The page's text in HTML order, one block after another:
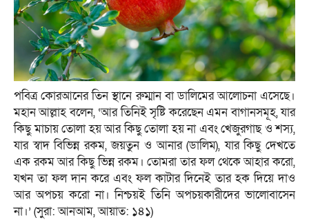
পবিত্র কোরআনের তিন স্থানে রুম্মান বা ডালিমের আলোচনা এসেছে।
মহান আল্লাহ বলেন, ‘আর তিনিই সৃষ্টি করেছেন এমন বাগানসমূহ, যার
কিছু মাচায় তোলা হয় আর কিছু তোলা হয় না এবং খেজুরগাছ ও শস্য,
যার স্বাদ বিভিন্ন রকম, জয়তুন ও আনার (ডালিম), যার কিছু দেখতে
এক রকম আর কিছু ভিন্ন রকম। তোমরা তার ফল থেকে আহার করো,
যখন তা ফল দান করে এবং ফল কাটার দিনেই তার হক দিয়ে দাও
আর অপচয় করো না। নিশ্চয়ই তিনি অপচয়কারীদের ভালোবাসেন
না।’ (সুরা: আনআম, আয়াত: ১৪১)